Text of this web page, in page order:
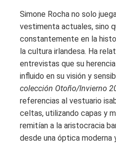
Simone Rocha no solo
vestimenta actuales, sino
constantemente en la
la cultura irlandesa. Ha
entrevistas que su
influido en su visión y
colección Otoño/Invierno
referencias al vestuario
celtas, utilizando capas y
remitían a la aristocracia
desde una óptica moderna